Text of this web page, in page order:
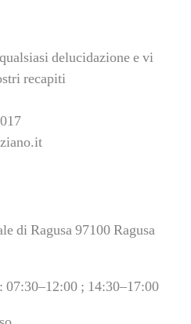
delucidazione e vi
recapiti
di Ragusa 97100 Ragusa
; 14:30–17:00